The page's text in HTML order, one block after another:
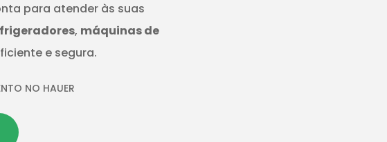
para atender às suas
, máquinas de
e segura.
NO HAUER